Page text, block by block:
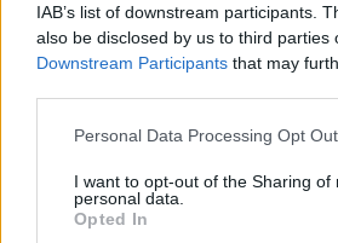
IAB’s list of downstream participants.
also be disclosed by us to third parties
Downstream Participants that may
Please note that this website/app uses
not limited to your visit or usage
grant or deny consent to Google and
use your data for below specified
Personal Data Processing Opt
I want to opt-out of the Sharing of
personal data.
Opted In
kiadását, akik a harmadik féltől
szűk, a Mozilla által
választékából csupán egyet vagy
Firefox 50 e10s már többeket el
Mozilla egyre több böngésző
A Mozilla célja, hogy az e10s